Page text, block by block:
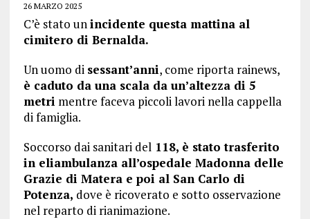
26 MARZO 2025
C’è stato unincidente questa mattina al
cimitero di Bernalda.
Un uomo di sessant’anni, come riporta rainews,
è caduto da una scala da un’altezza di 5
metri mentre faceva piccoli lavori nella cappella
di famiglia.
Soccorso dai sanitari del118, è stato trasferito
in eliambulanza all’ospedale Madonna delle
Grazie di Matera e poi al San Carlo di
Potenza, dove è ricoverato e sotto osservazione
nel reparto di rianimazione.